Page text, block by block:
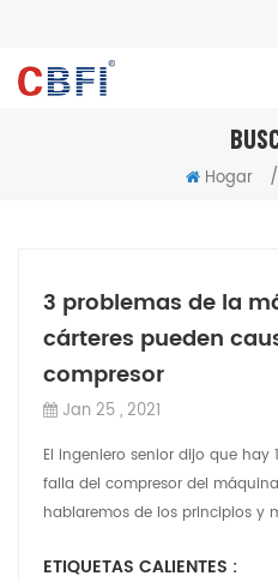
Hogar /
3 problemas de la
cárteres pueden
compresor
Jan 25 , 2021
El ingeniero senior dijo que
falla del compresor del
hablaremos de los principios y
ETIQUETAS CALIENTES :